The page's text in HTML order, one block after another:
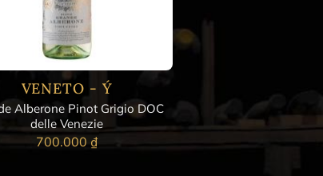
VENETO - Ý
Alberone Pinot Grigio DOC
delle Venezie
700.000 ₫